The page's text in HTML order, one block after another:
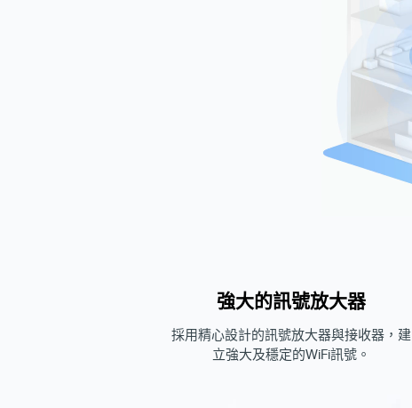
強大的訊號放大器
採用精心設計的訊號放大器與接收器，建
立強大及穩定的WiFi訊號。